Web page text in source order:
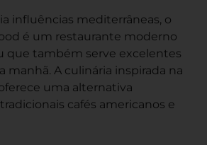
influências mediterrâneas, o
é um restaurante moderno
que também serve excelentes
manhã. A culinária inspirada na
uma alternativa
cafés americanos e